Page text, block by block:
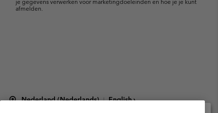
afmelden.
Nederland (Nederlands) | English ›